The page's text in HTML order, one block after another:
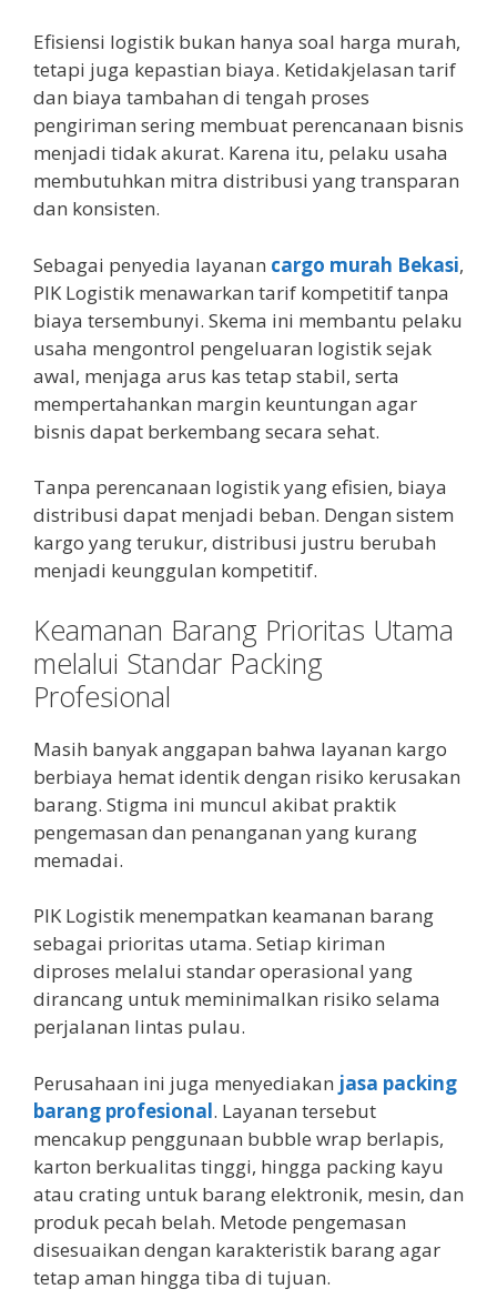
Efisiensi logistik bukan hanya soal harga murah,
tetapi juga kepastian biaya. Ketidakjelasan tarif
dan biaya tambahan di tengah proses
pengiriman sering membuat perencanaan bisnis
menjadi tidak akurat. Karena itu, pelaku usaha
membutuhkan mitra distribusi yang transparan
dan konsisten.
Sebagai penyedia layanan cargo murah Bekasi,
PIK Logistik menawarkan tarif kompetitif tanpa
biaya tersembunyi. Skema ini membantu pelaku
usaha mengontrol pengeluaran logistik sejak
awal, menjaga arus kas tetap stabil, serta
mempertahankan margin keuntungan agar
bisnis dapat berkembang secara sehat.
Tanpa perencanaan logistik yang efisien, biaya
distribusi dapat menjadi beban. Dengan sistem
kargo yang terukur, distribusi justru berubah
menjadi keunggulan kompetitif.
Keamanan Barang Prioritas Utama
melalui Standar Packing
Profesional
Masih banyak anggapan bahwa layanan kargo
berbiaya hemat identik dengan risiko kerusakan
barang. Stigma ini muncul akibat praktik
pengemasan dan penanganan yang kurang
memadai.
PIK Logistik menempatkan keamanan barang
sebagai prioritas utama. Setiap kiriman
diproses melalui standar operasional yang
dirancang untuk meminimalkan risiko selama
perjalanan lintas pulau.
Perusahaan ini juga menyediakan jasa packing
barang profesional. Layanan tersebut
mencakup penggunaan bubble wrap berlapis,
karton berkualitas tinggi, hingga packing kayu
atau crating untuk barang elektronik, mesin, dan
produk pecah belah. Metode pengemasan
disesuaikan dengan karakteristik barang agar
tetap aman hingga tiba di tujuan.